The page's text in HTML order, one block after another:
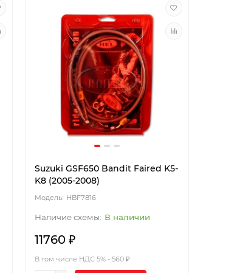
Suzuki GSF650 Bandit Faired K5-
K8 (2005-2008)
HBF7816
В наличии
11760 ₽
В том числе НДС 5% - 560 ₽